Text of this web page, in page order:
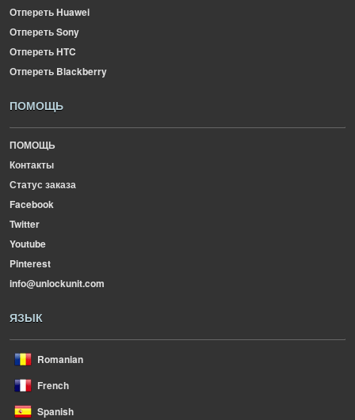
Отпереть Huawei
Отпереть Sony
Отпереть HTC
Отпереть Blackberry
ПОМОЩЬ
ПОМОЩЬ
Контакты
Статус заказа
Facebook
Twitter
Youtube
Pinterest
info@unlockunit.com
ЯЗЫК
Romanian
French
Spanish